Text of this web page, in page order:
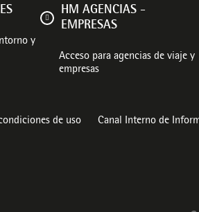
y
HM AGENCIAS -
EMPRESAS
Acceso para agencias de viaje y
empresas
de uso Canal Interno de